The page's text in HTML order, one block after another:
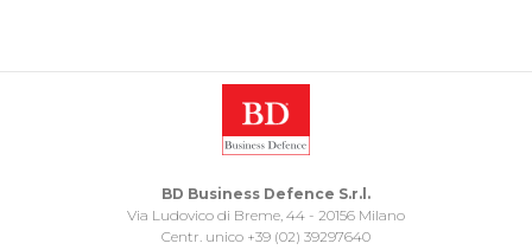
BD Business Defence S.r.l.
Via Ludovico di Breme, 44 - 20156 Milano
Centr. unico +39 (02) 39297640